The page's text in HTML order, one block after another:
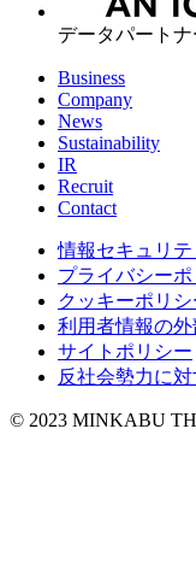
データパートナ
Business
Company
News
Sustainability
IR
Recruit
Contact
情報セキュリ
プライバシー
クッキーポリシ
利用者情報の
サイトポリシー
反社会勢力に
© 2023 MINKABU